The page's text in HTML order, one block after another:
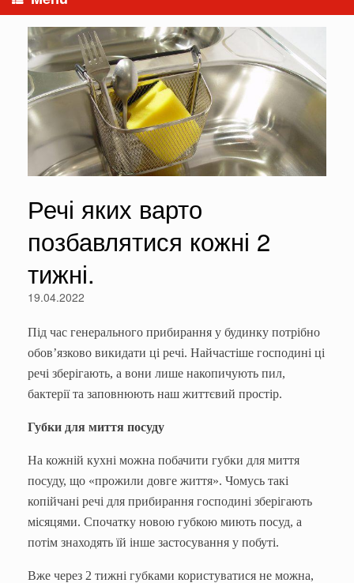
Речі яких варто
позбавлятися кожні 2
тижні.
19.04.2022
Під час генерального прибирання у будинку потрібно
обов’язково викидати ці речі. Найчастіше господині ці
речі зберігають, а вони лише накопичують пил,
бактерії та заповнюють наш життєвий простір.
Губки для миття посуду
На кожній кухні можна побачити губки для миття
посуду, що «прожили довге життя». Чомусь такі
копійчані речі для прибирання господині зберігають
місяцями. Спочатку новою губкою миють посуд, а
потім знаходять їй інше застосування у побуті.
Вже через 2 тижні губками користуватися не можна,